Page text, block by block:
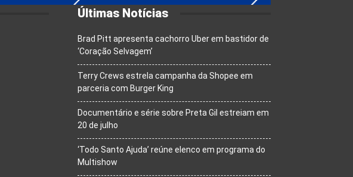
Últimas Notícias
Brad Pitt apresenta cachorro Uber em bastidor de
‘Coração Selvagem’
Terry Crews estrela campanha da Shopee em
parceria com Burger King
Documentário e série sobre Preta Gil estreiam em
20 de julho
‘Todo Santo Ajuda’ reúne elenco em programa do
Multishow